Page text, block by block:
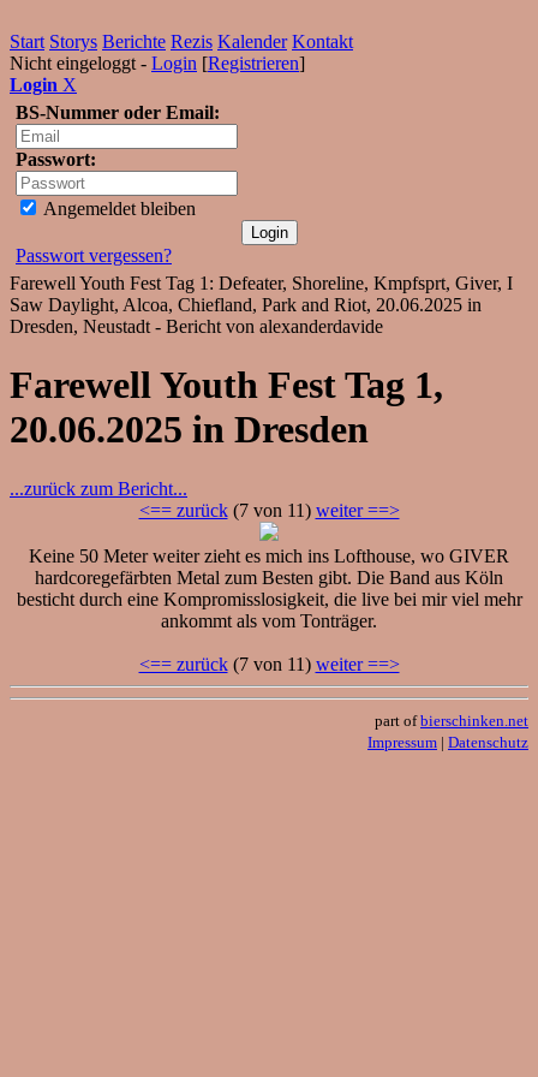
Start Storys Berichte Rezis Kalender Kontakt
Nicht eingeloggt - Login [Registrieren]
Login X
BS-Nummer oder Email:
Passwort:
Angemeldet bleiben
Passwort vergessen?
Farewell Youth Fest Tag 1: Defeater, Shoreline, Kmpfsprt, Giver, I
Saw Daylight, Alcoa, Chiefland, Park and Riot, 20.06.2025 in
Dresden, Neustadt - Bericht von alexanderdavide
Farewell Youth Fest Tag 1,
20.06.2025 in Dresden
...zurück zum Bericht...
<== zurück(7 von 11) weiter ==>
Keine 50 Meter weiter zieht es mich ins Lofthouse, wo GIVER
hardcoregefärbten Metal zum Besten gibt. Die Band aus Köln
besticht durch eine Kompromisslosigkeit, die live bei mir viel mehr
ankommt als vom Tonträger.
<== zurück(7 von 11) weiter ==>
part ofbierschinken.net
Impressum | Datenschutz